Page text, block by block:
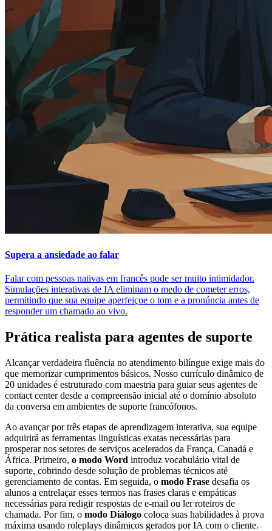
Supera a ansiedade ao falar
Falar com pessoas nativas em francês pode ser muito intimidador.
Simulações interativas de IA eliminam o medo de cometer erros,
permitindo que sua equipe aperfeiçoe o tom e a pronúncia antes de
responder um chamado ao vivo.
Prática realista para agentes de suporte
Alcançar verdadeira fluência no atendimento bilíngue exige mais do
que memorizar cumprimentos básicos. Nosso currículo dinâmico de
20 unidades é estruturado com maestria para guiar seus agentes de
contact center desde a compreensão inicial até o domínio absoluto
da conversa em ambientes de suporte francófonos.
Ao avançar por três etapas de aprendizagem interativa, sua equipe
adquirirá as ferramentas linguísticas exatas necessárias para
prosperar nos setores de serviços acelerados da França, Canadá e
África. Primeiro, o modo Word introduz vocabulário vital de
suporte, cobrindo desde solução de problemas técnicos até
gerenciamento de contas. Em seguida, o modo Frase desafia os
alunos a entrelaçar esses termos nas frases claras e empáticas
necessárias para redigir respostas de e-mail ou ler roteiros de
chamada. Por fim, o modo Diálogo coloca suas habilidades à prova
máxima usando roleplays dinâmicos gerados por IA com o cliente.